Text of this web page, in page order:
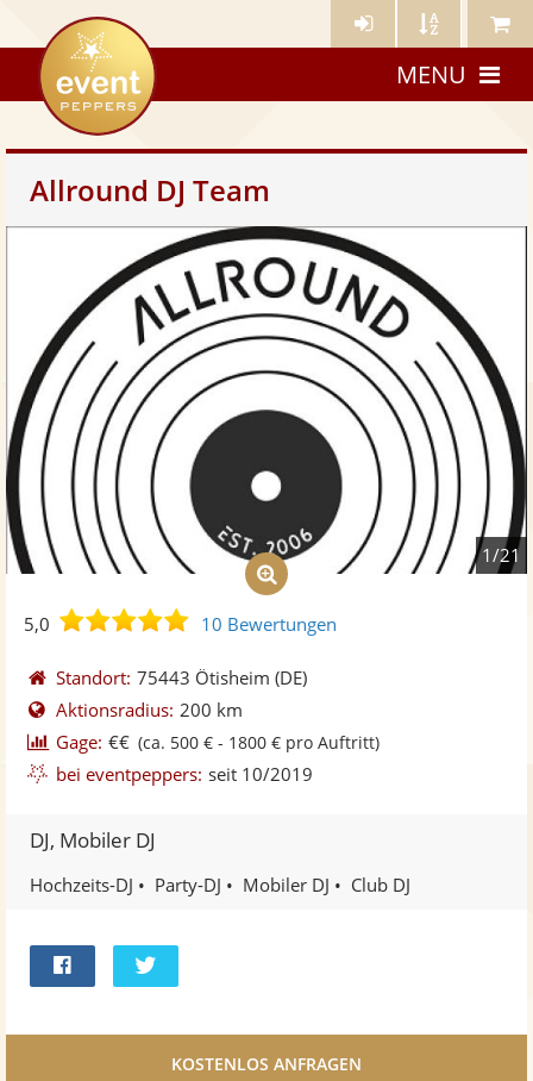
Künstler- Künstler Meine
eventpeppers
MENU
Allround DJ Team
1/21
5,0
5,0
5
Sternen
10 Bewertungen
Standort: 75443 Ötisheim (DE)
Aktionsradius: 200 km
Gage: €€ (ca. 500 € - 1800 € pro Auftritt)
bei eventpeppers: seit 10/2019
DJ, Mobiler DJ
Hochzeits-DJ Party-DJ Mobiler DJ Club DJ
Facebook